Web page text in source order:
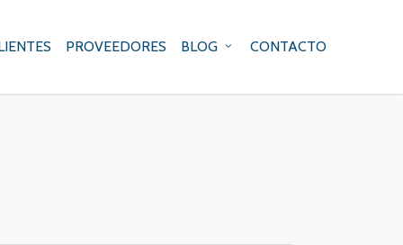
PROVEEDORES BLOG CONTACTO